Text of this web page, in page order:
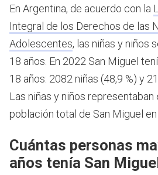
En Argentina, de acuerdo con la
Integral de los Derechos de las
Adolescentes, las niñas y niños
18 años. En 2022 San Miguel
18 años: 2082 niñas (48,9 %) y
Las niñas y niños representaban
población total de San Miguel
Cuántas personas
años tenía San